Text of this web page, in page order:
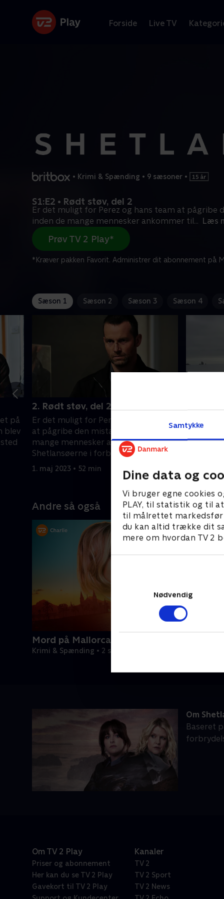
Samtykke
Dine data og
Vi bruger egne cookies
PLAY, til statistik og til
til målrettet
du kan altid trække dit
mere om hvordan TV 2
Nødvendig
Forside Live TV
• Krimi & Spænding • 9 sæsoner •
S1:E2 • Rødt støv, del 2
Er det muligt for Perez og hans team at pågribe
inden de mange mennesker ankommer til... Læs
Prøv TV 2 Play*
*Kræver pakken Favorit. Administrer dit abonnement på
Sæson 1 Sæson 2 Sæson 3 Sæson 4
på
blev
2. Rødt støv, del 2
Er det muligt for Perez og hans team
at pågribe den mistænkte, inden de
mange mennesker ankommer til
Shetlansøerne i forbindelse med Up
Helly Aa?
1. maj 2023 • 52 min
Gamle
Perez og
Andre så også
Mord på Mallorca
Krimi & Spænding • 2 sæsoner
Om
Baseret
Om TV 2 Play
Priser og abonnement
Her kan du se TV 2 Play
Gavekort til TV 2 Play
Kanaler
TV 2
TV 2 Sport
TV 2 News